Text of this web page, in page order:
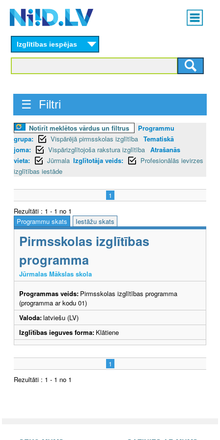
content
Main
menu
Izglītības iespējas
☰ Filtri
Notīrīt meklētos vārdus un filtrus
Programmu
grupa:
Vispārējā pirmsskolas izglītība Tematiskā
joma:
Vispārizglītojoša rakstura izglītība Atrašanās
vieta:
Jūrmala Izglītotāja veids:
Profesionālās ievirzes
izglītības iestāde
1
Rezultāti : 1 - 1 no 1
Programmu skats
Iestāžu skats
Pirmsskolas izglītības
programma
Jūrmalas Mākslas skola
Programmas veids: Pirmsskolas izglītības programma
(programma ar kodu 01)
Valoda:latviešu (LV)
Izglītības ieguves forma: Klātiene
1
Rezultāti : 1 - 1 no 1